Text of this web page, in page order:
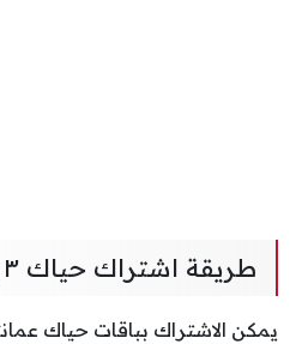
طريقة اشتراك حياك ٣ ريال لا محدود